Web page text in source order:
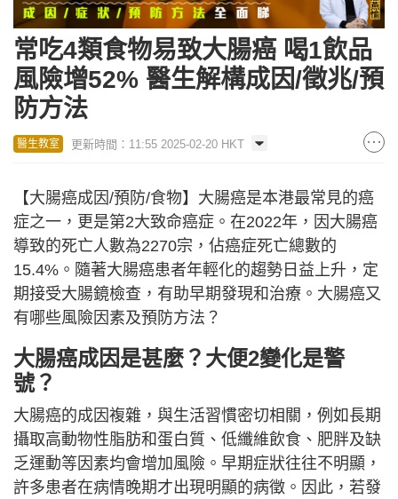
常吃4類食物易致大腸癌 喝1飲品
風險增52% 醫生解構成因/徵兆/預
防方法
醫生教室 更新時間：11:55 2025-02-20 HKT
【大腸癌成因/預防/食物】大腸癌是本港最常見的癌
症之一，更是第2大致命癌症。在2022年，因大腸癌
導致的死亡人數為2270宗，佔癌症死亡總數的
15.4%。隨著大腸癌患者年輕化的趨勢日益上升，定
期接受大腸鏡檢查，有助早期發現和治療。大腸癌又
有哪些風險因素及預防方法？
大腸癌成因是甚麼？大便2變化是警
號？
大腸癌的成因複雜，與生活習慣密切相關，例如長期
攝取高動物性脂肪和蛋白質、低纖維飲食、肥胖及缺
乏運動等因素均會增加風險。早期症狀往往不明顯，
許多患者在病情晚期才出現明顯的病徵。因此，若發